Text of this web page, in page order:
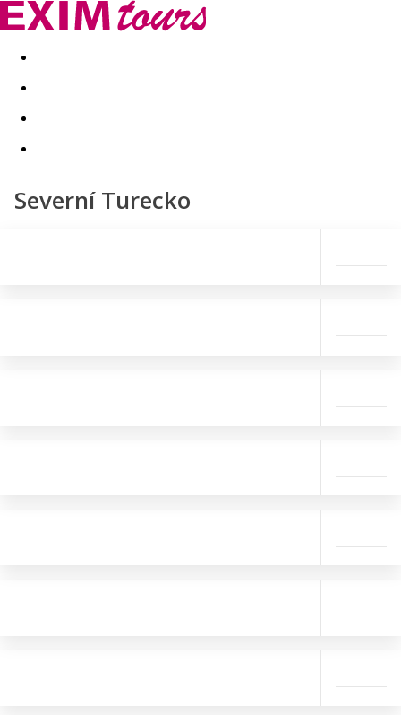
Akční nabídky Last minute
Severní Turecko